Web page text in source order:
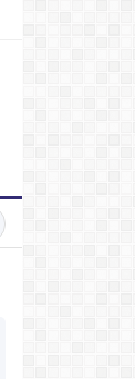
sẽ tung đội